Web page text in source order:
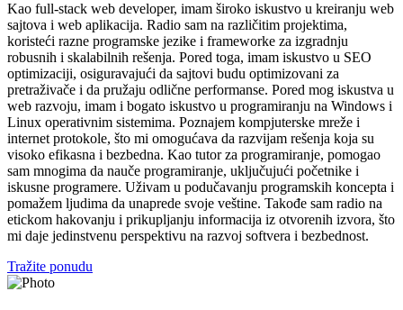
Kao full-stack web developer, imam široko iskustvo u kreiranju web
sajtova i web aplikacija. Radio sam na različitim projektima,
koristeći razne programske jezike i frameworke za izgradnju
robusnih i skalabilnih rešenja. Pored toga, imam iskustvo u SEO
optimizaciji, osiguravajući da sajtovi budu optimizovani za
pretraživače i da pružaju odlične performanse. Pored mog iskustva u
web razvoju, imam i bogato iskustvo u programiranju na Windows i
Linux operativnim sistemima. Poznajem kompjuterske mreže i
internet protokole, što mi omogućava da razvijam rešenja koja su
visoko efikasna i bezbedna. Kao tutor za programiranje, pomogao
sam mnogima da nauče programiranje, uključujući početnike i
iskusne programere. Uživam u podučavanju programskih koncepta i
pomažem ljudima da unaprede svoje veštine. Takođe sam radio na
etickom hakovanju i prikupljanju informacija iz otvorenih izvora, što
mi daje jedinstvenu perspektivu na razvoj softvera i bezbednost.
Tražite ponudu